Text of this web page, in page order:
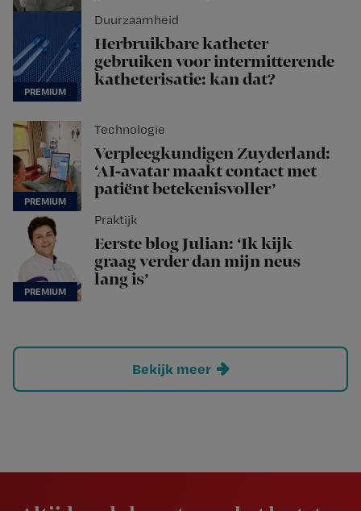
Duurzaamheid
Herbruikbare katheter
gebruiken voor intermitterende
katheterisatie: kan dat?
Technologie
Verpleegkundigen Zuyderland:
‘AI-avatar maakt contact met
patiënt betekenisvoller’
Praktijk
Eerste blog Julian: ‘Ik kijk
graag verder dan mijn neus
lang is’
Bekijk meer